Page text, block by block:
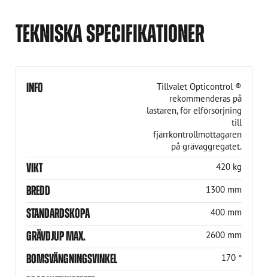
TEKNISKA SPECIFIKATIONER
INFO
Tillvalet Opticontrol ®
rekommenderas på
lastaren, för elförsörjning
till
fjärrkontrollmottagaren
på grävaggregatet.
VIKT 420 kg
BREDD 1300 mm
STANDARDSKOPA 400 mm
GRÄVDJUP MAX. 2600 mm
BOMSVÄNGNINGSVINKEL 170 °